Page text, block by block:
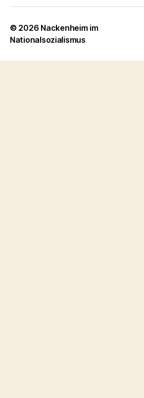
© 2026 Nackenheim im
Nationalsozialismus